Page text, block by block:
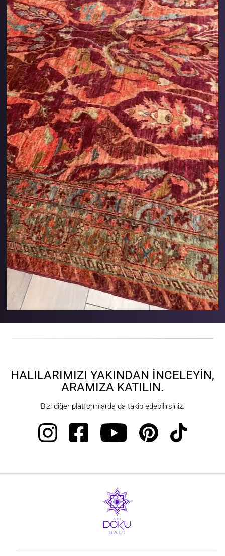
HALILARIMIZI YAKINDAN İNCELEYIN,
ARAMIZA KATILIN.
Bizi diğer platformlarda da takip edebilirsiniz.